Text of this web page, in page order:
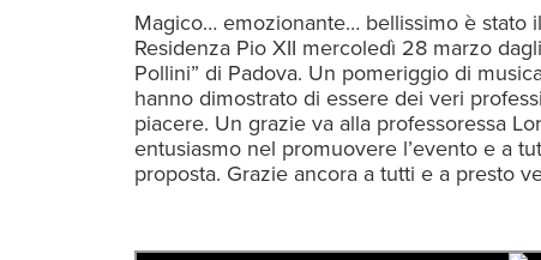
Magico… emozionante… bellissimo è
Residenza Pio XII mercoledì 28 marzo
Pollini” di Padova. Un pomeriggio di
hanno dimostrato di essere dei veri
piacere. Un grazie va alla professoressa
entusiasmo nel promuovere l’evento e a
proposta. Grazie ancora a tutti e a presto